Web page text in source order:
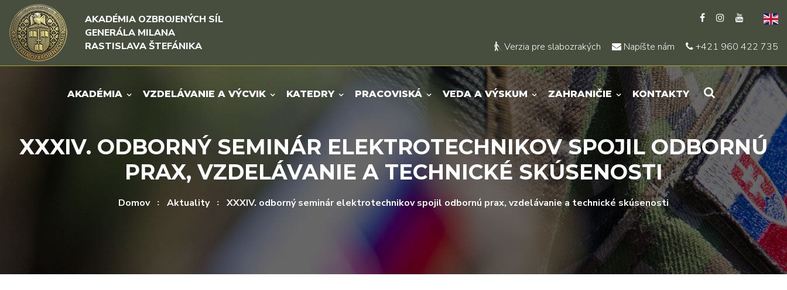
Rovno na obsah
Rovno na menu
AKADÉMIA OZBROJENÝCH SÍL
GENERÁLA MILANA
RASTISLAVA ŠTEFÁNIKA
Verzia pre slabozrakých Napíšte nám +421 960 422 735
AKADÉMIA VZDELÁVANIE A VÝCVIK KATEDRY PRACOVISKÁ VEDA A VÝSKUM ZAHRANIČIE KONTAKTY
XXXIV. ODBORNÝ SEMINÁR ELEKTROTECHNIKOV SPOJIL ODBORNÚ
PRAX, VZDELÁVANIE A TECHNICKÉ SKÚSENOSTI
Domov Aktuality XXXIV. odborný seminár elektrotechnikov spojil odbornú prax, vzdelávanie a technické skúsenosti